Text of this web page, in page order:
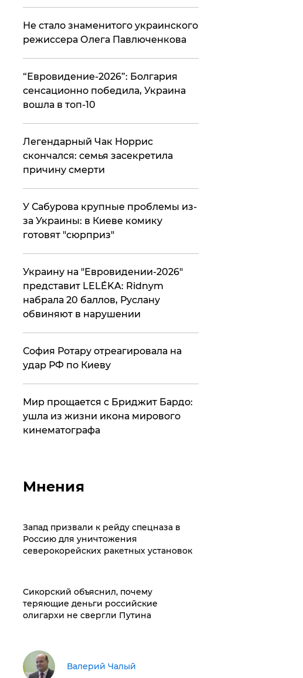
Не стало знаменитого украинского
режиссера Олега Павлюченкова
​“Евровидение-2026”: Болгария
сенсационно победила, Украина
вошла в топ-10
​Легендарный Чак Норрис
скончался: семья засекретила
причину смерти
У Сабурова крупные проблемы из-
за Украины: в Киеве комику
готовят "сюрприз"
Украину на "Евровидении-2026"
представит LELÉKA: Ridnym
набрала 20 баллов, Руслану
обвиняют в нарушении
София Ротару отреагировала на
удар РФ по Киеву
Мир прощается с Бриджит Бардо:
ушла из жизни икона мирового
кинематографа
Мнения
Запад призвали к рейду спецназа в
Россию для уничтожения
северокорейских ракетных установок
Сикорский объяснил, почему
теряющие деньги российские
олигархи не свергли Путина
Валерий Чалый